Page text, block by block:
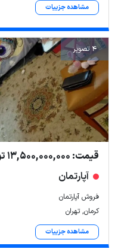
مشاهده جزییات
4 تصویر
قیمت: 13,500,000,000 تومان
آپارتمان
فروش آپارتمان
کرمان, تهران
مشاهده جزییات